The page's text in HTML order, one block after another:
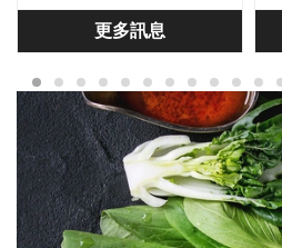
更多訊息